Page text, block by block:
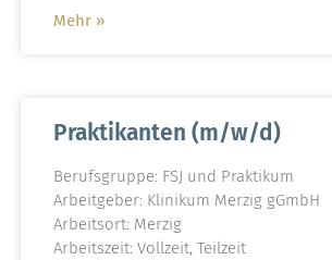
Mehr »
Praktikanten (m/w/d)
Berufsgruppe: FSJ und Praktikum
Arbeitgeber: Klinikum Merzig gGmbH
Arbeitsort: Merzig
Arbeitszeit: Vollzeit, Teilzeit